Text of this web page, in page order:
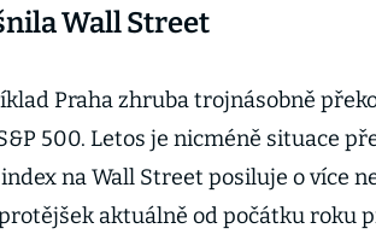
Wall Street
Praha zhruba trojnásobně
500. Letos je nicméně situace
na Wall Street posiluje o více
aktuálně od počátku roku